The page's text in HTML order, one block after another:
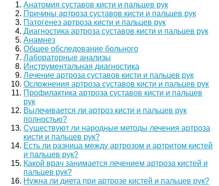
Анатомия суставов кисти и пальцев рук
Причины артроза суставов кисти и пальцев рук
Патогенез артроза кисти и пальцев рук
Диагностика артроза суставов кисти и пальцев рук
Анамнез
Общее обследование больного
Лабораторные анализы
Инструментальная диагностика
Лечение артроза суставов кисти и пальцев рук
Осложнения артроза суставов кисти и пальцев рук
Профилактика артроза суставов кисти и пальцев
рук
Вылечивается ли артроз кисти и пальцев рук
полностью?
Существуют ли народные методы лечения артроза
кисти и пальцев рук?
Есть ли разница между артрозом и артритом кистей
и пальцев рук?
Какой врач занимается лечением артроза кистей и
пальцев рук?
Нужна ли диета при артрозе кистей и пальцев рук?